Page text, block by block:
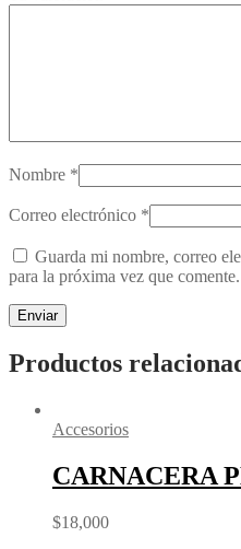
Nombre *
Correo electrónico *
Guarda mi nombre, correo
para la próxima vez que comente.
Productos
Accesorios
CARNACERA
$18,000